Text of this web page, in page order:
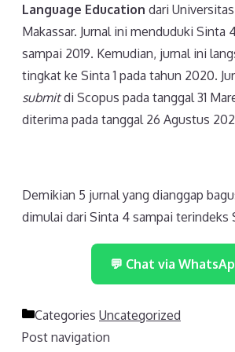
Language Education dari
Makassar. Jurnal ini menduduki Sinta
sampai 2019. Kemudian, jurnal ini
tingkat ke Sinta 1 pada tahun 2020.
submitdi Scopus pada tanggal 31
diterima pada tanggal 26 Agustus
Demikian 5 jurnal yang dianggap
dimulai dari Sinta 4 sampai terindeks
💬 Chat via
Categories Uncategorized
Post navigation